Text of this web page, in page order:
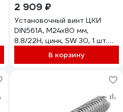
2 909 ₽
Установочный винт ЦКИ
DIN561A, М24x80 мм,
8.8/22H, цинк, SW 30, 1 шт.
В корзину